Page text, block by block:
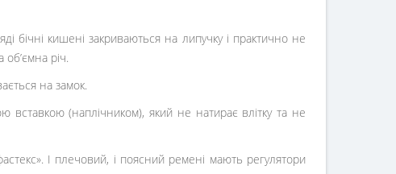
бічні кишені закриваються на липучку і практично не
річ.
на замок.
(наплічником), який не натирає влітку та не
І плечовий, і поясний ремені мають регулятори